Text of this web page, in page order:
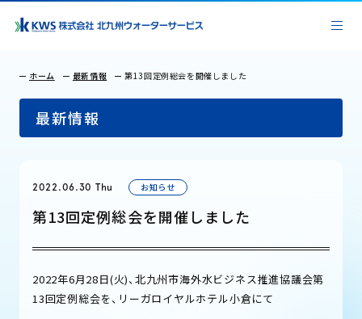
ホーム 最新情報 第13回定例総会を開催しました
最新情報
2022.06.30 Thu お知らせ
第13回定例総会を開催しました
2022年6月28日(火)、北九州市海外水ビジネス推進協議会第
13回定例総会を、リーガロイヤルホテル小倉にて